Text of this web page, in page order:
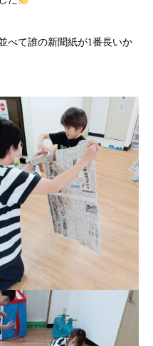
べて誰の新聞紙が1番長いか